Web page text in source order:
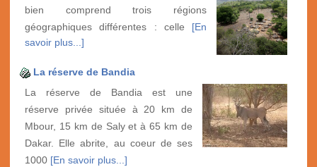
bien comprend trois régions
géographiques différentes : celle [En
savoir plus...]
La réserve de Bandia
La réserve de Bandia est une
réserve privée située à 20 km de
Mbour, 15 km de Saly et à 65 km de
Dakar. Elle abrite, au coeur de ses
1000 [En savoir plus...]